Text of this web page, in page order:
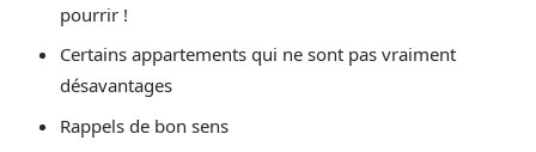
pourrir !
Certains appartements qui ne sont pas vraiment
désavantages
Rappels de bon sens